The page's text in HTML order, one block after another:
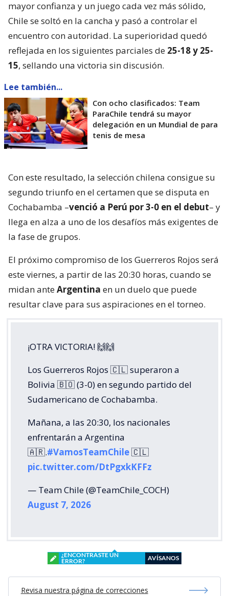
mayor confianza y un juego cada vez más sólido,
Chile se soltó en la cancha y pasó a controlar el
encuentro con autoridad. La superioridad quedó
reflejada en los siguientes parciales de 25-18 y 25-
15, sellando una victoria sin discusión.
Lee también...
Con ocho clasificados: Team
ParaChile tendrá su mayor
delegación en un Mundial de para
tenis de mesa
Con este resultado, la selección chilena consigue su
segundo triunfo en el certamen que se disputa en
Cochabamba –venció a Perú por 3-0 en el debut– y
llega en alza a uno de los desafíos más exigentes de
la fase de grupos.
El próximo compromiso de los Guerreros Rojos será
este viernes, a partir de las 20:30 horas, cuando se
midan anteArgentina en un duelo que puede
resultar clave para sus aspiraciones en el torneo.
¡OTRA VICTORIA! 🙌🙌
Los Guerreros Rojos 🇨🇱 superaron a
Bolivia 🇧🇴 (3-0) en segundo partido del
Sudamericano de Cochabamba.
Mañana, a las 20:30, los nacionales
enfrentarán a Argentina
🇦🇷.#VamosTeamChile🇨🇱
pic.twitter.com/DtPgxkKFFz
— Team Chile (@TeamChile_COCH)
August 7, 2026
¿ENCONTRASTE UN
ERROR?
AVÍSANOS
Revisa nuestra página de correcciones